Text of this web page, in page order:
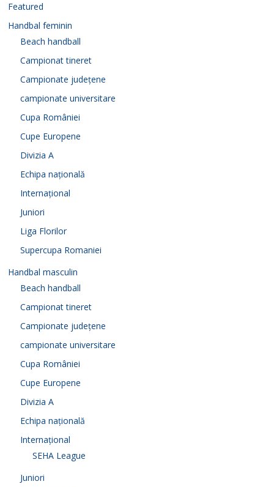
Featured
Handbal feminin
Beach handball
Campionat tineret
Campionate județene
campionate universitare
Cupa României
Cupe Europene
Divizia A
Echipa națională
Internațional
Juniori
Liga Florilor
Supercupa Romaniei
Handbal masculin
Beach handball
Campionat tineret
Campionate județene
campionate universitare
Cupa României
Cupe Europene
Divizia A
Echipa națională
Internațional
SEHA League
Juniori